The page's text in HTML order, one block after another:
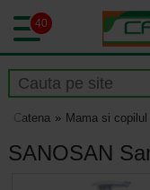
40
Catena Mama si copilul
SANOSAN